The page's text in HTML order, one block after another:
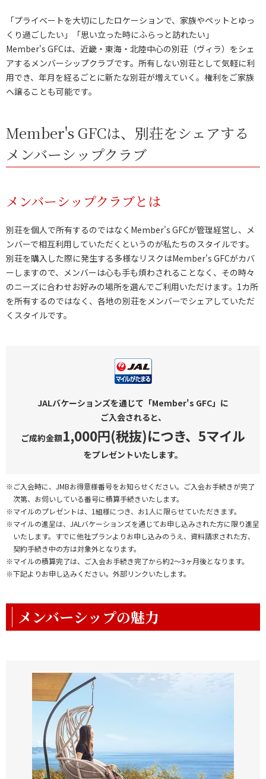
「プライベートを大切にしたロケーションで、家族やペットとゆっ
くり過ごしたい」「思い立った時にふらっと訪れたい」
Member's GFCは、近畿・東海・北陸中心の別荘（ヴィラ）をシェ
アするメンバーシップクラブです。所有しない別荘として気軽に利
用でき、年月を経るごとに新たな別荘が増えていく。権利をご家族
へ譲ることも可能です。
Member's GFCは、別荘をシェアする
メンバーシップクラブ
メンバーシップクラブとは
別荘を個人で所有するのではなくMember's GFCが管理経営し、メ
ンバーで相互利用していただくというのが私たちのスタイルです。
別荘を購入した際に発生する多様なリスクはMember's GFCがカバ
ーしますので、メンバーは心も手も煩わされることなく、その時々
のニーズに合わせお好みの場所を選んでご利用いただけます。1カ所
を所有するのではなく、各地の別荘をメンバーでシェアしていただ
くスタイルです。
JALバケーションズを通じて 「Member's GFC」に
ご入会されると、
ご成約金額1,000円(税抜)につき、 5マイル
をプレゼントいたします。
※ご入会時に、JMBお得意様番号をお知らせください。ご入会お手続きが完了
次第、お伺いしている番号に積算手続きいたします。
※マイルのプレゼントは、1組様につき、お1人に限らせていただきます。
※マイルの進呈は、JALバケーションズを通じてお申し込みされた方に限り進呈
いたします。すでに他社プランよりお申し込みのうえ、資料請求された方、
契約手続き中の方は対象外となります。
※マイルの積算完了は、ご入会お手続き完了から約2～3ヶ月後となります。
※下記よりお申し込みください。外部リンクいたします。
メンバーシップの魅力